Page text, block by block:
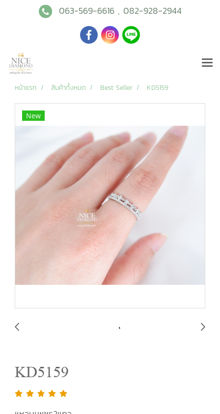
063-569-6616, 082-928-2944
หน้าแรก สินค้าทั้งหมด Best Seller KD5159
New
KD5159